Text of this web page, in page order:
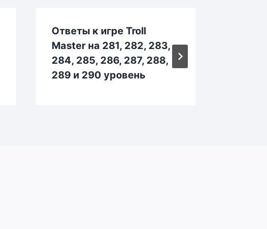
Ответы к игре Troll
Master на 281, 282, 283,
284, 285, 286, 287, 288,
289 и 290 уровень